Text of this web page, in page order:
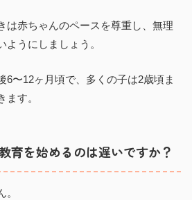
は赤ちゃんのペースを尊重し、無理
ようにしましょう。
6〜12ヶ月頃で、多くの子は2歳頃ま
ます。
育を始めるのは遅いですか？